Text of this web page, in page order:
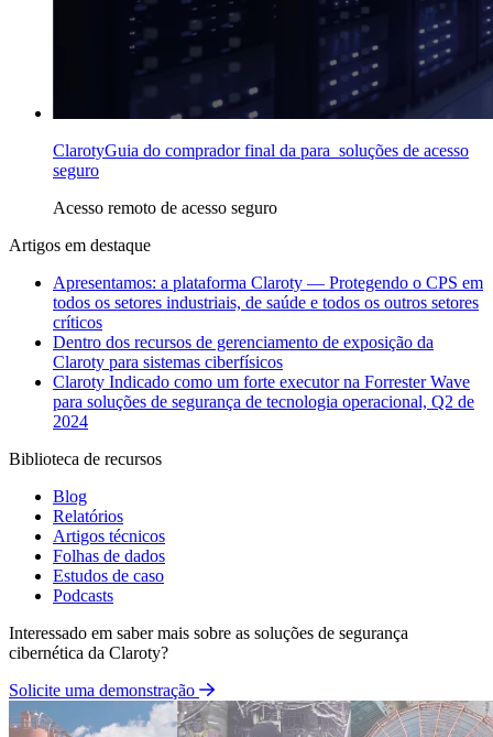
ClarotyGuia do comprador final da para soluções de acesso
seguro
Acesso remoto de acesso seguro
Artigos em destaque
Apresentamos: a plataforma Claroty — Protegendo o CPS em
todos os setores industriais, de saúde e todos os outros setores
críticos
Dentro dos recursos de gerenciamento de exposição da
Claroty para sistemas ciberfísicos
Claroty Indicado como um forte executor na Forrester Wave
para soluções de segurança de tecnologia operacional, Q2 de
2024
Biblioteca de recursos
Blog
Relatórios
Artigos técnicos
Folhas de dados
Estudos de caso
Podcasts
Interessado em saber mais sobre as soluções de segurança
cibernética da Claroty?
Solicite uma demonstração